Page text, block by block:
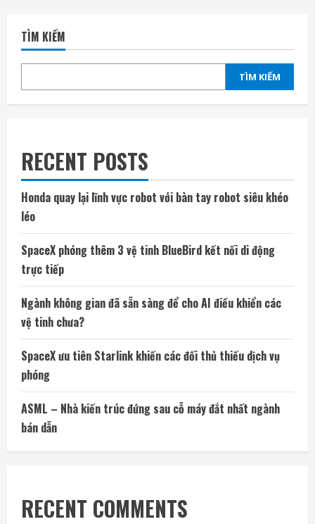
TÌM KIẾM
TÌM KIẾM
RECENT POSTS
Honda quay lại lĩnh vực robot với bàn tay robot siêu khéo
léo
SpaceX phóng thêm 3 vệ tinh BlueBird kết nối di động
trực tiếp
Ngành không gian đã sẵn sàng để cho AI điều khiển các
vệ tinh chưa?
SpaceX ưu tiên Starlink khiến các đối thủ thiếu dịch vụ
phóng
ASML – Nhà kiến trúc đứng sau cỗ máy đắt nhất ngành
bán dẫn
RECENT COMMENTS